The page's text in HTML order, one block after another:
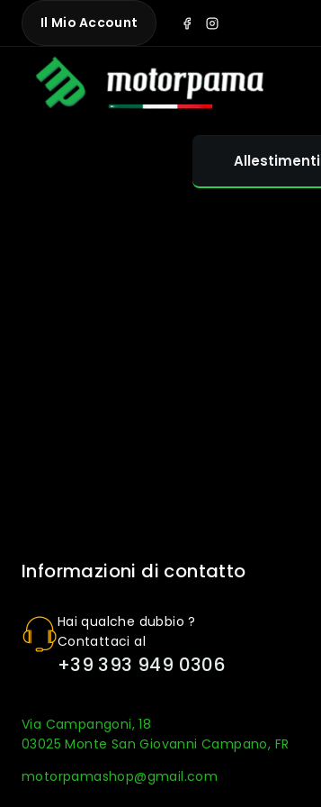
Skip
content
Il Mio Account
Allestimenti
Informazioni di contatto
Hai qualche dubbio ?
Contattaci al
+39 393 949 0306
Via Campangoni, 18
03025 Monte San Giovanni Campano, FR
motorpamashop@gmail.com